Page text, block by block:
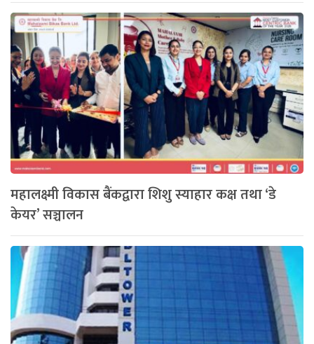
महालक्ष्मी विकास बैंकद्वारा शिशु स्याहार कक्ष तथा ‘डे
केयर’ सञ्चालन